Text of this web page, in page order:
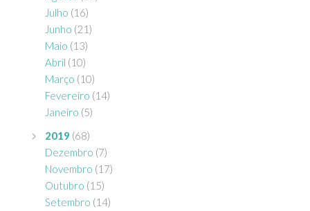
Julho (16)
Junho (21)
Maio (13)
Abril (10)
Março (10)
Fevereiro (14)
Janeiro (5)
2019 (68)
Dezembro (7)
Novembro (17)
Outubro (15)
Setembro (14)